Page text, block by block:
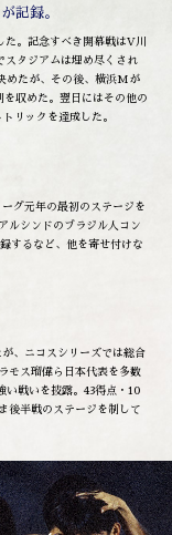
記録。
。記念すべき開幕戦はV川
タジアムは埋め尽くされ
めたが、その後、横浜Mが
収めた。翌日にはその他の
リックを達成した。
グ元年の最初のステージを
ルシンドのブラジル人コン
するなど、他を寄せ付けな
、ニコスシリーズでは総合
モス瑠偉ら日本代表を多数
い戦いを披露。43得点・10
後半戦のステージを制して